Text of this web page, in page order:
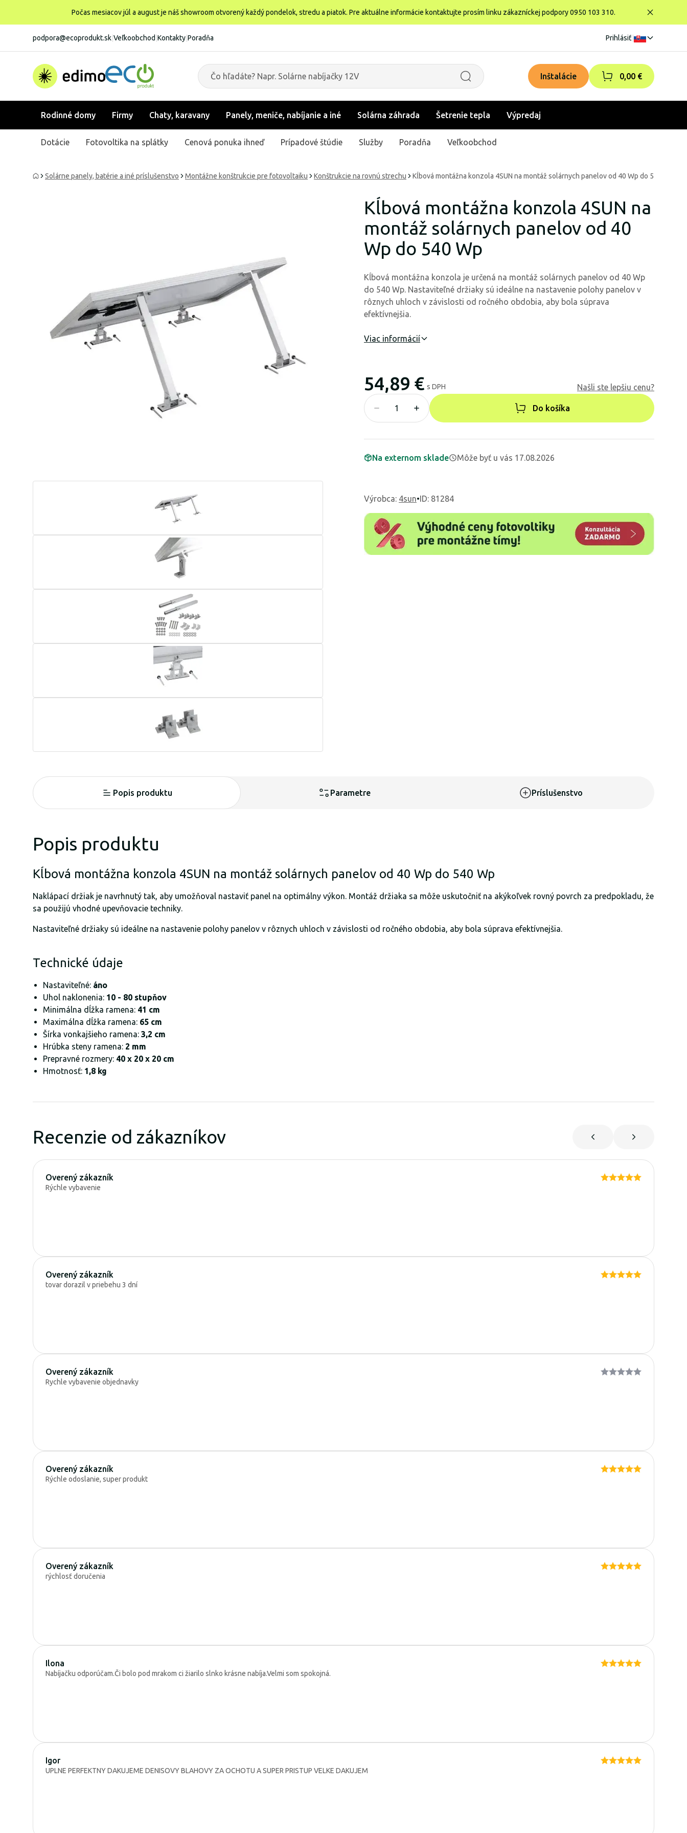
Počas mesiacov júl a august je náš showroom otvorený každý pondelok, stredu a piatok. Pre aktuálne informácie kontaktujte prosím linku zákazníckej podpory 0950 103 310.
podpora@ecoprodukt.sk Veľkoobchod Kontakty Poradňa Prihlásiť
Inštalácie 0,00 €
Rodinné domy Firmy Chaty, karavany Panely, meniče, nabíjanie a iné Solárna záhrada Šetrenie tepla Výpredaj
Dotácie Fotovoltika na splátky Cenová ponuka ihneď Prípadové štúdie Služby Poradňa Veľkoobchod
Solárne panely, batérie a iné príslušenstvo Montážne konštrukcie pre fotovoltaiku Konštrukcie na rovnú strechu Kĺbová montážna konzola 4SUN na montáž solárnych panelov od 40 Wp do 540 Wp
Kĺbová montážna konzola 4SUN na
montáž solárnych panelov od 40
Wp do 540 Wp
Kĺbová montážna konzola je určená na montáž solárnych panelov od 40 Wp
do 540 Wp. Nastaviteľné držiaky sú ideálne na nastavenie polohy panelov v
rôznych uhloch v závislosti od ročného obdobia, aby bola súprava
efektívnejšia.
Viac informácií
54,89 € s DPH Našli ste lepšiu cenu?
Do košíka
Na externom sklade Môže byť u vás 17.08.2026
Výrobca: 4sun•ID: 81284
Popis produktu Parametre Príslušenstvo
Popis produktu
Kĺbová montážna konzola 4SUN na montáž solárnych panelov od 40 Wp do 540 Wp
Naklápací držiak je navrhnutý tak, aby umožňoval nastaviť panel na optimálny výkon. Montáž držiaka sa môže uskutočniť na akýkoľvek rovný povrch za predpokladu, že
sa použijú vhodné upevňovacie techniky.
Nastaviteľné držiaky sú ideálne na nastavenie polohy panelov v rôznych uhloch v závislosti od ročného obdobia, aby bola súprava efektívnejšia.
Technické údaje
Nastaviteľné: áno
Uhol naklonenia: 10 - 80 stupňov
Minimálna dĺžka ramena: 41 cm
Maximálna dĺžka ramena: 65 cm
Šírka vonkajšieho ramena: 3,2 cm
Hrúbka steny ramena: 2 mm
Prepravné rozmery: 40 x 20 x 20 cm
Hmotnosť: 1,8 kg
Recenzie od zákazníkov
Overený zákazník
Rýchle vybavenie
Overený zákazník
tovar dorazil v priebehu 3 dní
Overený zákazník
Rychle vybavenie objednavky
Overený zákazník
Rýchle odoslanie, super produkt
Overený zákazník
rýchlosť doručenia
Ilona
Nabíjačku odporúčam.Či bolo pod mrakom ci žiarilo slnko krásne nabíja.Velmi som spokojná.
Igor
UPLNE PERFEKTNY DAKUJEME DENISOVY BLAHOVY ZA OCHOTU A SUPER PRISTUP VELKE DAKUJEM